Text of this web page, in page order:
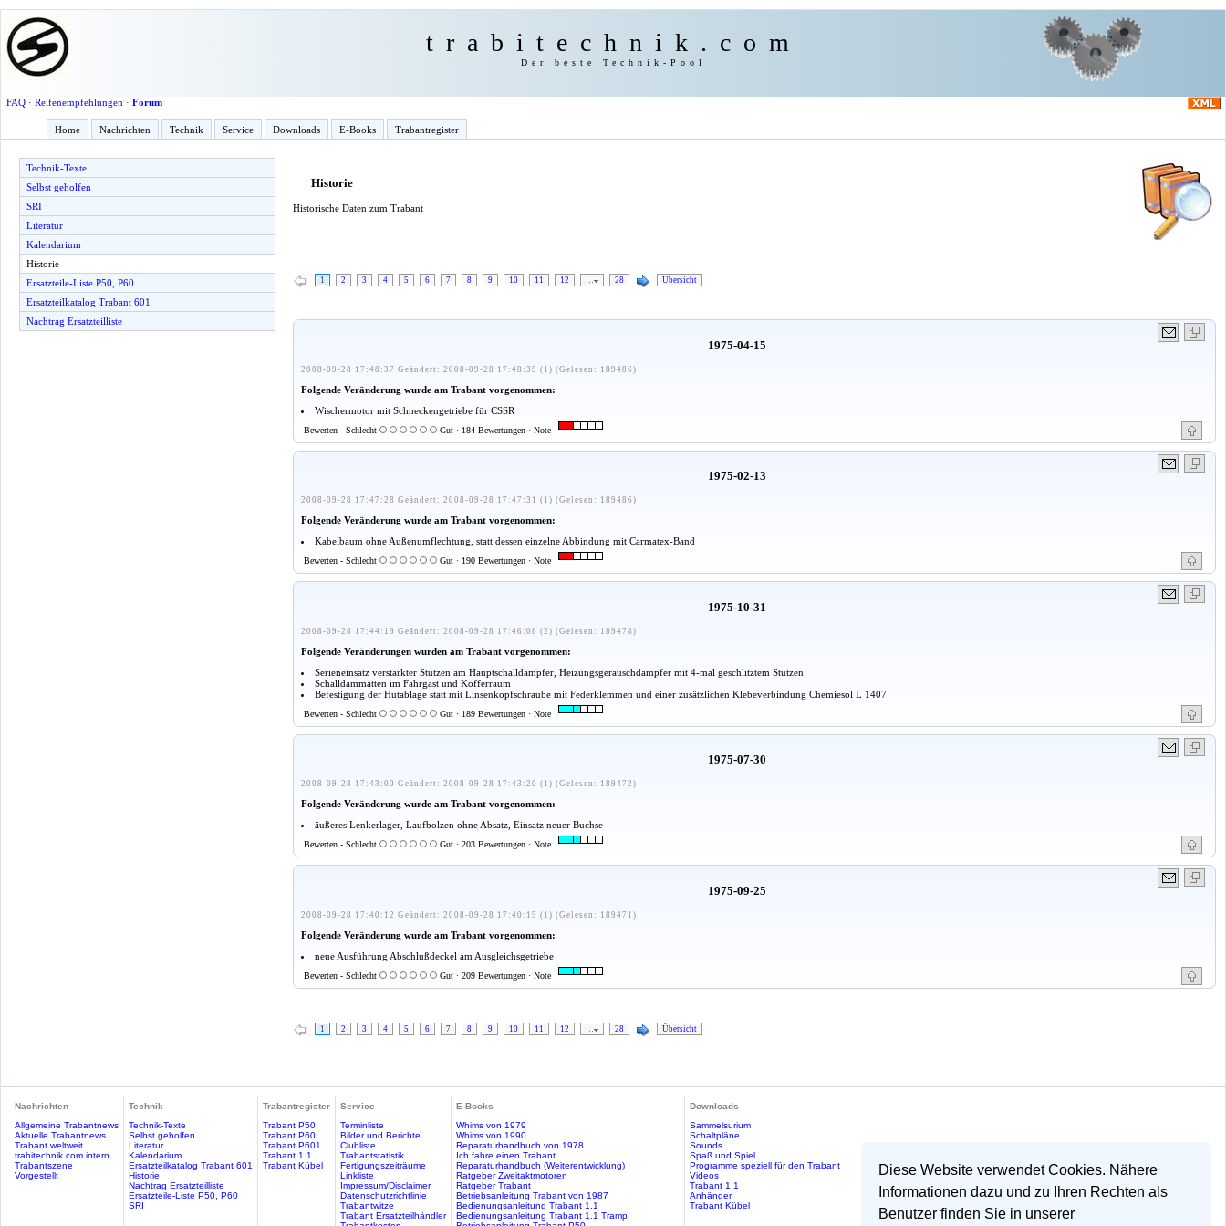
Diese Website verwendet Cookies. Nähere
Informationen dazu und zu Ihren Rechten als
Benutzer finden Sie in unserer
trabitechnik.com
Der beste Technik-Pool
FAQ· Reifenempfehlungen · Forum
Home Nachrichten Technik Service Downloads E-Books Trabantregister
Technik-Texte
Selbst geholfen
SRI
Literatur
Kalendarium
Historie
Ersatzteile-Liste P50, P60
Ersatzteilkatalog Trabant 601
Nachtrag Ersatzteilliste
Historie
Historische Daten zum Trabant
1 2 3 4 5 6 7 8 9 10 11 12 … 28 Übersicht
1975-04-15
2008-09-28 17:48:37 Geändert: 2008-09-28 17:48:39 (1) (Gelesen: 189486)
Folgende Veränderung wurde am Trabant vorgenommen:
Wischermotor mit Schneckengetriebe für CSSR
Bewerten - Schlecht Gut · 184 Bewertungen · Note
1975-02-13
2008-09-28 17:47:28 Geändert: 2008-09-28 17:47:31 (1) (Gelesen: 189486)
Folgende Veränderung wurde am Trabant vorgenommen:
Kabelbaum ohne Außenumflechtung, statt dessen einzelne Abbindung mit Carmatex-Band
Bewerten - Schlecht Gut · 190 Bewertungen · Note
1975-10-31
2008-09-28 17:44:19 Geändert: 2008-09-28 17:46:08 (2) (Gelesen: 189478)
Folgende Veränderungen wurden am Trabant vorgenommen:
Serieneinsatz verstärkter Stutzen am Hauptschalldämpfer, Heizungsgeräuschdämpfer mit 4-mal geschlitztem Stutzen
Schalldämmatten im Fahrgast und Kofferraum
Befestigung der Hutablage statt mit Linsenkopfschraube mit Federklemmen und einer zusätzlichen Klebeverbindung Chemiesol L 1407
Bewerten - Schlecht Gut · 189 Bewertungen · Note
1975-07-30
2008-09-28 17:43:00 Geändert: 2008-09-28 17:43:20 (1) (Gelesen: 189472)
Folgende Veränderung wurde am Trabant vorgenommen:
äußeres Lenkerlager, Laufbolzen ohne Absatz, Einsatz neuer Buchse
Bewerten - Schlecht Gut · 203 Bewertungen · Note
1975-09-25
2008-09-28 17:40:12 Geändert: 2008-09-28 17:40:15 (1) (Gelesen: 189471)
Folgende Veränderung wurde am Trabant vorgenommen:
neue Ausführung Abschlußdeckel am Ausgleichsgetriebe
Bewerten - Schlecht Gut · 209 Bewertungen · Note
1 2 3 4 5 6 7 8 9 10 11 12 … 28 Übersicht
Nachrichten
Allgemeine Trabantnews
Aktuelle Trabantnews
Trabant weltweit
trabitechnik.com intern
Trabantszene
Vorgestellt
Technik
Technik-Texte
Selbst geholfen
Literatur
Kalendarium
Ersatzteilkatalog Trabant 601
Historie
Nachtrag Ersatzteilliste
Ersatzteile-Liste P50, P60
SRI
Trabantregister
Trabant P50
Trabant P60
Trabant P601
Trabant 1.1
Trabant Kübel
Service
Terminliste
Bilder und Berichte
Clubliste
Trabantstatistik
Fertigungszeiträume
Linkliste
Impressum/Disclaimer
Datenschutzrichtlinie
Trabantwitze
Trabant Ersatzteilhändler
E-Books
Whims von 1979
Whims von 1990
Reparaturhandbuch von 1978
Ich fahre einen Trabant
Reparaturhandbuch (Weiterentwicklung)
Ratgeber Zweitaktmotoren
Ratgeber Trabant
Betriebsanleitung Trabant von 1987
Bedienungsanleitung Trabant 1.1
Bedienungsanleitung Trabant 1.1 Tramp
Downloads
Sammelsurium
Schaltpläne
Sounds
Spaß und Spiel
Programme speziell für den Trabant
Videos
Trabant 1.1
Anhänger
Trabant Kübel